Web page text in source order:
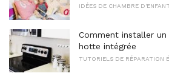
IDÉES DE CHAMBRE
Comment installer
hotte intégrée
TUTORIELS DE RÉPARATION